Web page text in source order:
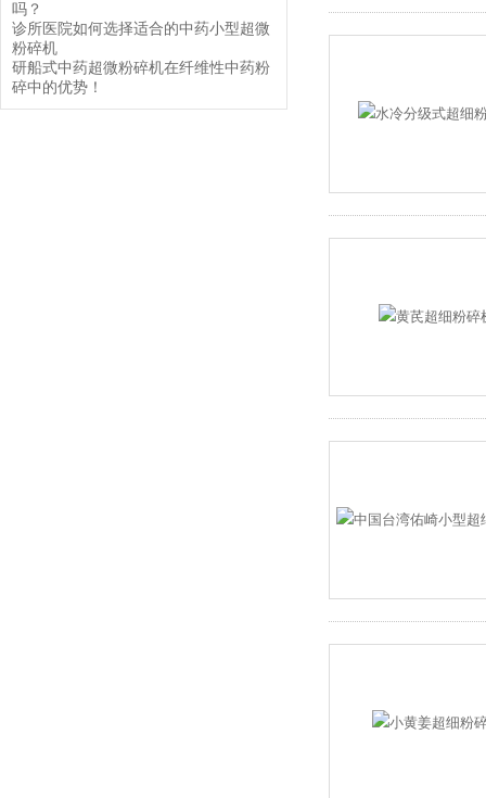
吗？
诊所医院如何选择适合的中药小型超微
粉碎机
研船式中药超微粉碎机在纤维性中药粉
碎中的优势！